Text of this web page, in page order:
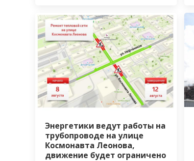
Энергетики ведут работы на
трубопроводе на улице
Космонавта Леонова,
движение будет ограничено